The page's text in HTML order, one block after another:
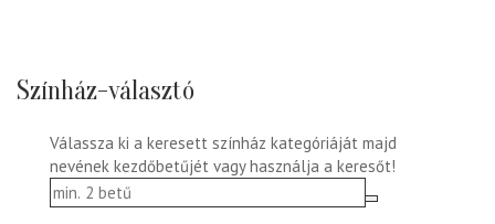
Színház-választó
Válassza ki a keresett színház kategóriáját majd
nevének kezdőbetűjét vagy használja a keresőt!